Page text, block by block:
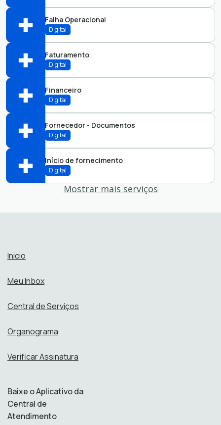
Atendimento:
Abrir online > Via protocolo 1Doc
Atendimento:
Falha Operacional
Digital
Abrir online > Via protocolo 1Doc
Atendimento:
Faturamento
Digital
Abrir online > Via protocolo 1Doc
Atendimento:
Financeiro
Digital
Abrir online > Via protocolo 1Doc
Atendimento:
Fornecedor - Documentos
Digital
Abrir online > Via protocolo 1Doc
Atendimento:
Início de fornecimento
Digital
Mostrar mais serviços
Inicio
Meu Inbox
Central de Serviços
Organograma
Verificar Assinatura
Baixe o Aplicativo da
Central de
Atendimento